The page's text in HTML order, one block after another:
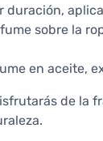
duración,
sobre la
en aceite,
de la